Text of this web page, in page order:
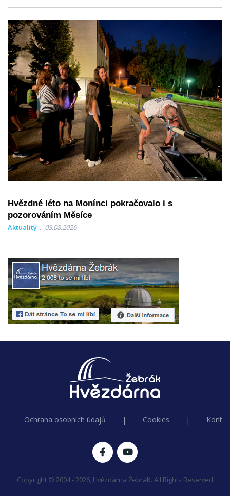
Hvězdné léto na Monínci pokračovalo i s
pozorováním Měsíce
Aktuality 03.08.2026
Ochrana osobních údajů | Cookies |
Copyright © 2004 - 2026, Hvězdárna ŽebráK. All Rights Reserved